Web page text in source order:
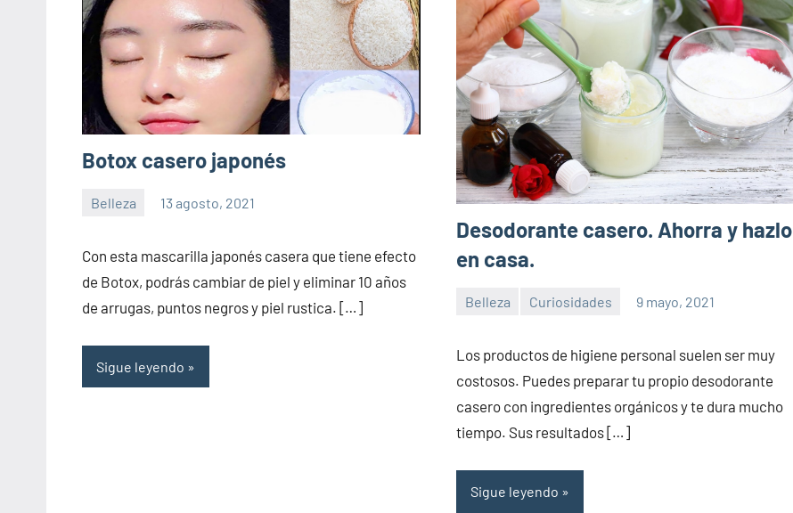
Botox casero japonés
Belleza 13 agosto, 2021
la
salud
comentarios
Con esta mascarilla japonés casera que tiene efecto
de Botox, podrás cambiar de piel y eliminar 10 años
de arrugas, puntos negros y piel rustica. […]
Sigue leyendo
Desodorante casero. Ahorra y hazlo
en casa.
Belleza Curiosidades 9 mayo, 2021
la
salud
comentarios
Los productos de higiene personal suelen ser muy
costosos. Puedes preparar tu propio desodorante
casero con ingredientes orgánicos y te dura mucho
tiempo. Sus resultados […]
Sigue leyendo